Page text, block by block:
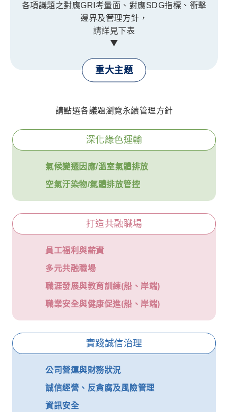
各項議題之對應GRI考量面、對應SDG指標、衝擊
邊界及管理方針，
請詳見下表
重大主題
請點選各議題瀏覽永續管理方針
深化綠色運輸
氣候變遷因應/溫室氣體排放
空氣汙染物/氣體排放管控
打造共融職場
員工福利與薪資
多元共融職場
職涯發展與教育訓練(船、岸端)
職業安全與健康促進(船、岸端)
實踐誠信治理
公司營運與財務狀況
誠信經營、反貪腐及風險管理
資訊安全